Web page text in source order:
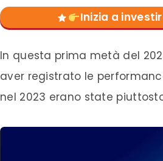
Inizia a
In questa prima metà del
aver registrato le
nel 2023 erano state